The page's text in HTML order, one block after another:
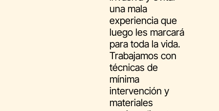
una mala
experiencia que
luego les marcará
para toda la vida.
Trabajamos con
técnicas de
mínima
intervención y
materiales